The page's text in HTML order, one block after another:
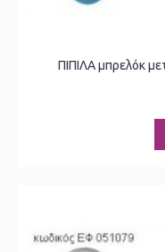
ΠΙΠΙΛΑ μπρελόκ